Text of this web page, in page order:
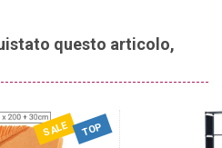
questo articolo,
SALE TOP